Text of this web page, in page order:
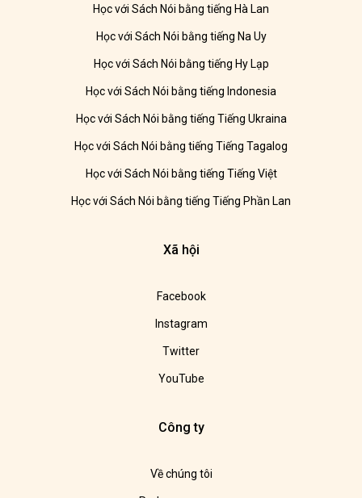
Học với Sách Nói bằng tiếng Hà Lan
Học với Sách Nói bằng tiếng Na Uy
Học với Sách Nói bằng tiếng Hy Lạp
Học với Sách Nói bằng tiếng Indonesia
Học với Sách Nói bằng tiếng Tiếng Ukraina
Học với Sách Nói bằng tiếng Tiếng Tagalog
Học với Sách Nói bằng tiếng Tiếng Việt
Học với Sách Nói bằng tiếng Tiếng Phần Lan
Xã hội
Facebook
Instagram
Twitter
YouTube
Công ty
Về chúng tôi